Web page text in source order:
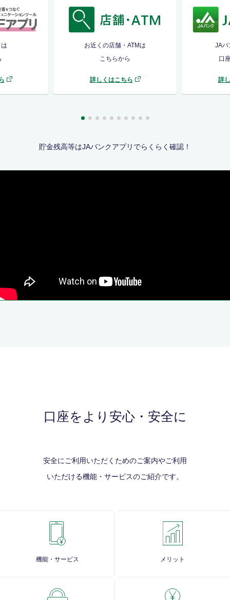
お近くの店舗・ATMは
こちらから
詳しくはこちら
JAバ
口
詳
貯金残高等はJAバンクアプリでらくらく確認！
口座をより安心・安全に
安全にご利用いただくためのご案内やご利用
いただける機能・サービスのご紹介です。
機能・サービス メリット